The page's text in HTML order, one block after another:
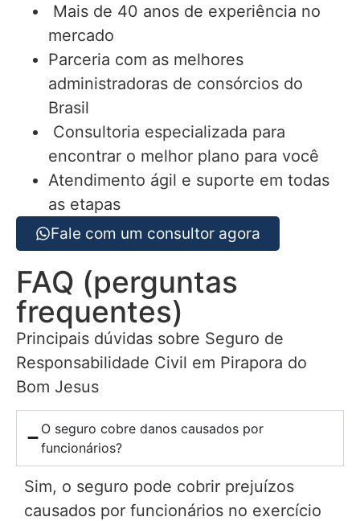
Mais de 40 anos de experiência no
mercado
Parceria com as melhores
administradoras de consórcios do
Brasil
Consultoria especializada para
encontrar o melhor plano para você
Atendimento ágil e suporte em todas
as etapas
Fale com um consultor agora
FAQ (perguntas
frequentes)
Principais dúvidas sobre Seguro de
Responsabilidade Civil em Pirapora do
Bom Jesus
O seguro cobre danos causados por
funcionários?
Sim, o seguro pode cobrir prejuízos
causados por funcionários no exercício